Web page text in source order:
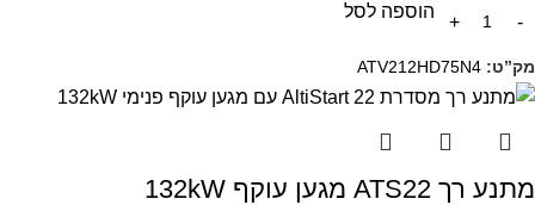
הוספה לסל
מק”ט: ATV212HD75N4
מתנע רך ATS22 מגען עוקף 132kW